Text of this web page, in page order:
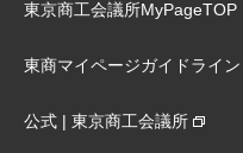
東京商工会議所MyPageTOP
東商マイページガイドライン
公式 | 東京商工会議所